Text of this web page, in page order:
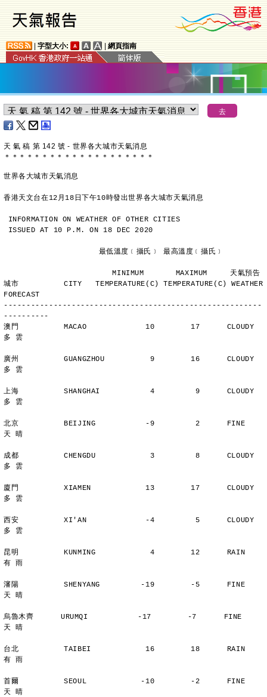
字型大小: 網頁指南
天 氣 稿 第 142 號 - 世界各大城市天氣消息
＊ ＊ ＊ ＊ ＊ ＊ ＊ ＊ ＊ ＊ ＊ ＊ ＊ ＊ ＊ ＊ ＊ ＊ ＊ ＊
世界各大城市天氣消息
香港天文台在12月18日下午10時發出世界各大城市天氣消息
INFORMATION ON WEATHER OF OTHER CITIES
ISSUED AT 10 P.M. ON 18 DEC 2020
                     最低溫度﹝攝氏﹞ 最高溫度﹝攝氏﹞
                        MINIMUM       MAXIMUM     天氣預告
城市          CITY   TEMPERATURE(C) TEMPERATURE(C) WEATHER
FORECAST
---------------------------------------------------------
----------
澳門          MACAO             10        17      CLOUDY
多 雲
廣州          GUANGZHOU          9        16      CLOUDY
多 雲
上海          SHANGHAI           4         9      CLOUDY
多 雲
北京          BEIJING           -9         2      FINE
天 晴
成都          CHENGDU            3         8      CLOUDY
多 雲
廈門          XIAMEN            13        17      CLOUDY
多 雲
西安          XI'AN             -4         5      CLOUDY
多 雲
昆明          KUNMING            4        12      RAIN
有 雨
瀋陽          SHENYANG         -19        -5      FINE
天 晴
烏魯木齊      URUMQI           -17        -7      FINE
天 晴
台北          TAIBEI            16        18      RAIN
有 雨
首爾          SEOUL            -10        -2      FINE
天 晴